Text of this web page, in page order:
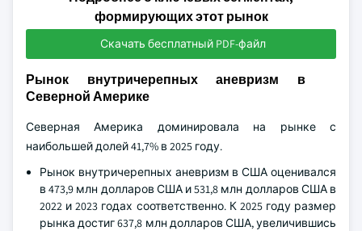
формирующих этот рынок
Скачать бесплатный PDF-файл
Рынок внутричерепных аневризм в
Северной Америке
Северная Америка доминировала на рынке с
наибольшей долей 41,7% в 2025 году.
Рынок внутричерепных аневризм в США оценивался
в 473,9 млн долларов США и 531,8 млн долларов США в
2022 и 2023 годах соответственно. К 2025 году размер
рынка достиг 637,8 млн долларов США, увеличившись